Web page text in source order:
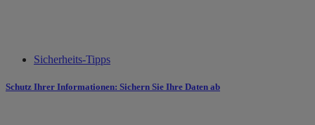
Sicherheits-Tipps
Schutz Ihrer Informationen: Sichern Sie Ihre Daten ab